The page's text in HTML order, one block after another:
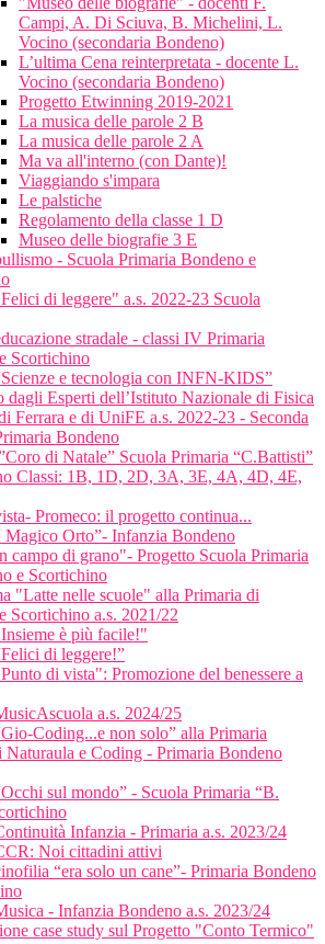
Campi, A. Di Sciuva, B. Michelini, L.
Vocino (secondaria Bondeno)
L’ultima Cena reinterpretata - docente L.
Vocino (secondaria Bondeno)
Progetto Etwinning 2019-2021
La musica delle parole 2 B
La musica delle parole 2 A
Ma va all'interno (con Dante)!
Viaggiando s'impara
Le palstiche
Regolamento della classe 1 D
Museo delle biografie 3 E
- Scuola Primaria Bondeno e
di leggere" a.s. 2022-23 Scuola
stradale - classi IV Primaria
Scortichino
e tecnologia con INFN-KIDS”
dagli Esperti dell’Istituto Nazionale di Fisica
Ferrara e di UniFE a.s. 2022-23 - Seconda
Bondeno
di Natale” Scuola Primaria “C.Battisti”
Classi: 1B, 1D, 2D, 3A, 3E, 4A, 4D, 4E,
Promeco: il progetto continua...
Magico Orto”- Infanzia Bondeno
campo di grano"- Progetto Scuola Primaria
e Scortichino
"Latte nelle scuole" alla Primaria di
Scortichino a.s. 2021/22
è più facile!"
di leggere!”
di vista": Promozione del benessere a
a.s. 2024/25
Coding...e non solo” alla Primaria
Naturaula e Coding - Primaria Bondeno
sul mondo” - Scuola Primaria “B.
Infanzia - Primaria a.s. 2023/24
Noi cittadini attivi
“era solo un cane”- Primaria Bondeno
- Infanzia Bondeno a.s. 2023/24
case study sul Progetto "Conto Termico"